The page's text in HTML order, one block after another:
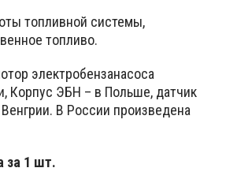
топливной системы,
топливо.
электробензанасоса
Корпус ЭБН – в Польше, датчик
В России произведена
за 1 шт.